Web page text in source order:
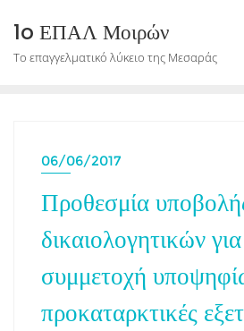
content
1o ΕΠΑΛ Μοιρών
Το επαγγελματικό λύκειο της Μεσαράς
06/06/2017
Προθεσμία
δικαιολογητικών
συμμετοχή
προκαταρκτικές